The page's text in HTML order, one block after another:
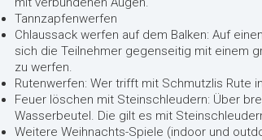
Tannzapfenwerfen
Chlaussack werfen auf dem Balken: Auf
sich die Teilnehmer gegenseitig mit einem
zu werfen.
Rutenwerfen: Wer trifft mit Schmutzlis Rute
Feuer löschen mit Steinschleudern: Über
Wasserbeutel. Die gilt es mit
Weitere Weihnachts-Spiele (indoor und